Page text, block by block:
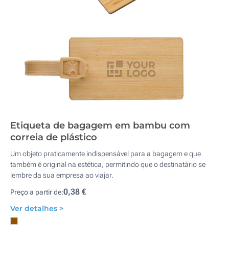
Etiqueta de bagagem em bambu com
correia de plástico
Um objeto praticamente indispensável para a bagagem e que
também é original na estética, permitindo que o destinatário se
lembre da sua empresa ao viajar.
Preço a partir de:0,38 €
Ver detalhes >